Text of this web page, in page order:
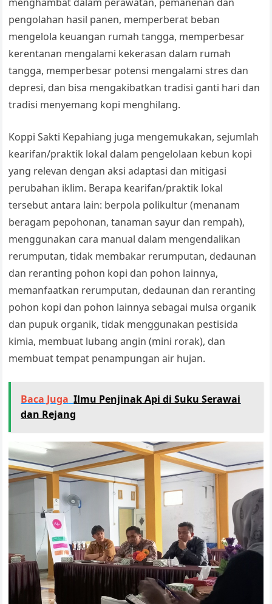
pengolahan hasil panen, memperberat beban
mengelola keuangan rumah tangga, memperbesar
kerentanan mengalami kekerasan dalam rumah
tangga, memperbesar potensi mengalami stres dan
depresi, dan bisa mengakibatkan tradisi ganti hari dan
tradisi menyemang kopi menghilang.
Koppi Sakti Kepahiang juga mengemukakan, sejumlah
kearifan/praktik lokal dalam pengelolaan kebun kopi
yang relevan dengan aksi adaptasi dan mitigasi
perubahan iklim. Berapa kearifan/praktik lokal
tersebut antara lain: berpola polikultur (menanam
beragam pepohonan, tanaman sayur dan rempah),
menggunakan cara manual dalam mengendalikan
rerumputan, tidak membakar rerumputan, dedaunan
dan reranting pohon kopi dan pohon lainnya,
memanfaatkan rerumputan, dedaunan dan reranting
pohon kopi dan pohon lainnya sebagai mulsa organik
dan pupuk organik, tidak menggunakan pestisida
kimia, membuat lubang angin (mini rorak), dan
membuat tempat penampungan air hujan.
Baca Juga Ilmu Penjinak Api di Suku Serawai
dan Rejang